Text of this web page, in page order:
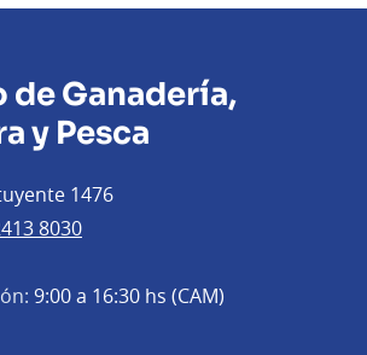
Ganadería,
y Pesca
1476
8030
9:00 a 16:30 hs (CAM)